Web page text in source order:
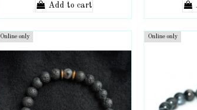
Add to cart
Online only Online only